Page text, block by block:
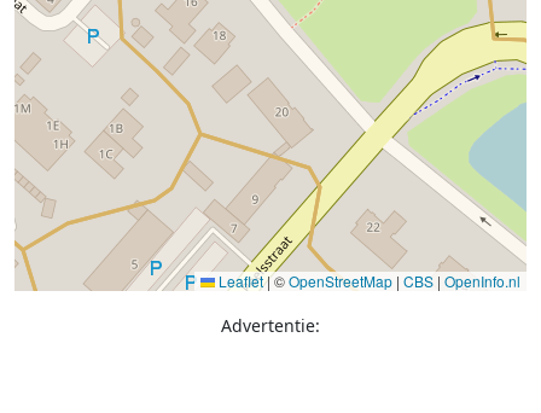
Leaflet|©OpenStreetMap | CBS | OpenInfo.nl
Advertentie: